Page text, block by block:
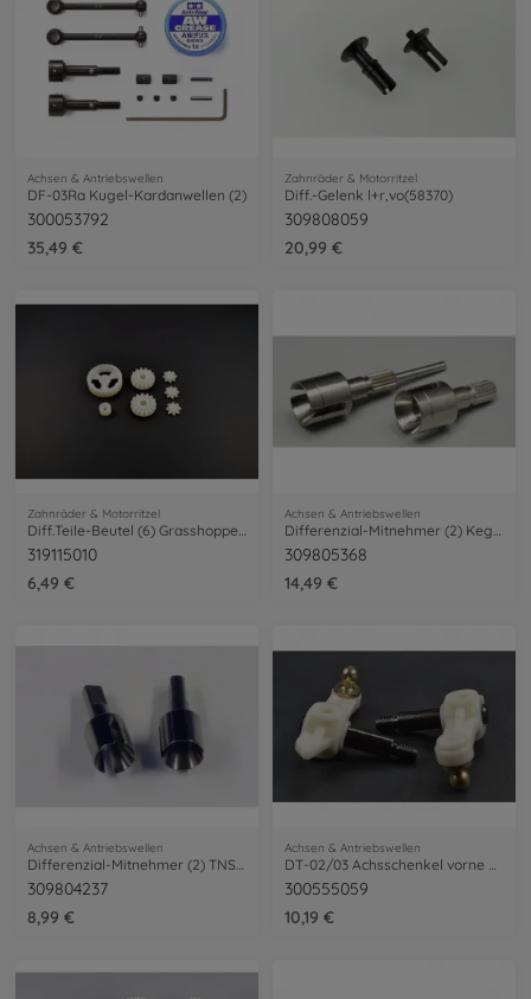
Achsen & Antriebswellen
DF-03Ra Kugel-Kardanwellen (2)
300053792
35,49 €
Zahnräder & Motorritzel
Diff.-Gelenk l+r,vo(58370)
309808059
20,99 €
Zahnräder & Motorritzel
319115010
6,49 €
Achsen & Antriebswellen
309805368
14,49 €
Achsen & Antriebswellen
Differenzial-Mitnehmer (2) TNS/XBG
309804237
8,99 €
Achsen & Antriebswellen
DT-02/03 Achsschenkel vorne Links/Rechts
300555059
10,19 €